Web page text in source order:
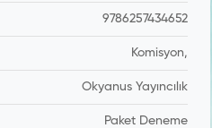
9786257434652
Komisyon,
Okyanus Yayıncılık
Paket Deneme